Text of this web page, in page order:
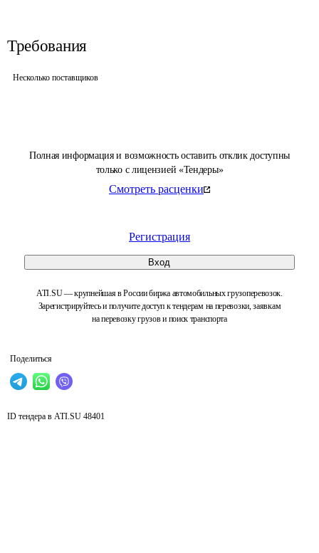
Полная информация и возможность оставить отклик доступны
только с лицензией «Тендеры»
Смотреть расценки
Регистрация
Вход
ATI.SU — крупнейшая в России биржа автомобильных грузоперевозок.
Зарегистрируйтесь и получите доступ к тендерам на перевозки, заявкам
на перевозку грузов и поиск транспорта
Поделиться
Требования
Несколько поставщиков
ID тендера в ATI.SU 48401